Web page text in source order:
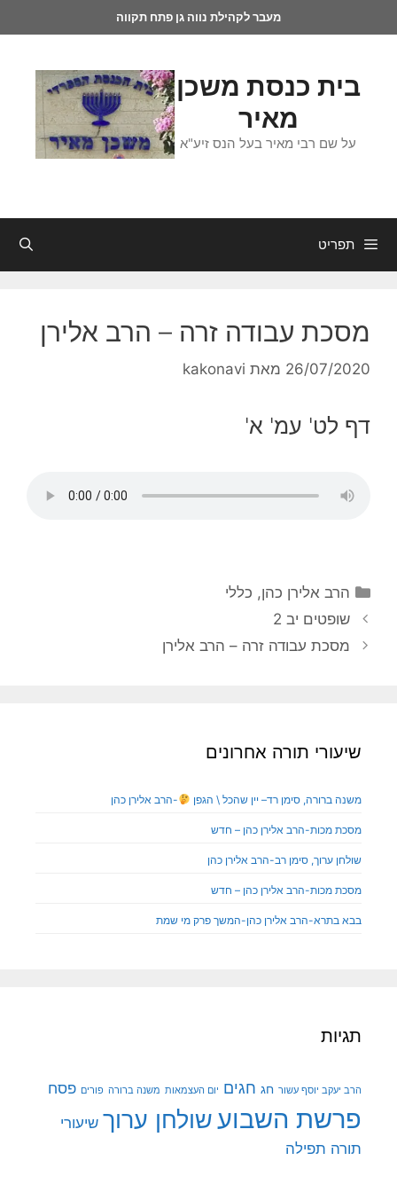
מעבר לקהילת נווה גן פתח תקווה
בית כנסת משכן
מאיר
על שם רבי מאיר בעל הנס זיע"א
תפריט
מסכת עבודה זרה – הרב אלירן
26/07/2020 מאת kakonavi
דף לט' עמ' א'
הרב אלירן כהן, כללי
שופטים יב 2
מסכת עבודה זרה – הרב אלירן
שיעורי תורה אחרונים
משנה ברורה, סימן רד– יין שהכל \ הגפן -הרב אלירן כהן
מסכת מכות-הרב אלירן כהן – חדש
שולחן ערוך, סימן רב-הרב אלירן כהן
מסכת מכות-הרב אלירן כהן – חדש
בבא בתרא-הרב אלירן כהן-המשך פרק מי שמת
תגיות
הרב יעקב יוסף עשור חג חגים יום העצמאות משנה ברורה פורים פסח
פרשת השבועשולחן ערוך שיעורי
תורה תפילה